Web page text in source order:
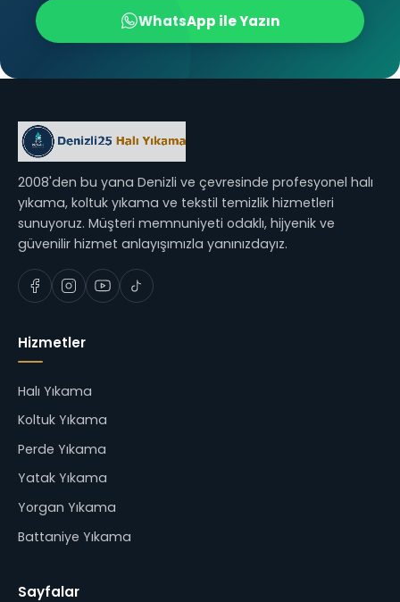
WhatsApp ile Yazın
2008'den bu yana Denizli ve çevresinde profesyonel halı
yıkama, koltuk yıkama ve tekstil temizlik hizmetleri
sunuyoruz. Müşteri memnuniyeti odaklı, hijyenik ve
güvenilir hizmet anlayışımızla yanınızdayız.
Hizmetler
Halı Yıkama
Koltuk Yıkama
Perde Yıkama
Yatak Yıkama
Yorgan Yıkama
Battaniye Yıkama
Sayfalar